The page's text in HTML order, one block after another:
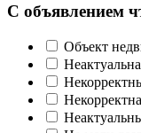
С объявлением
Объект